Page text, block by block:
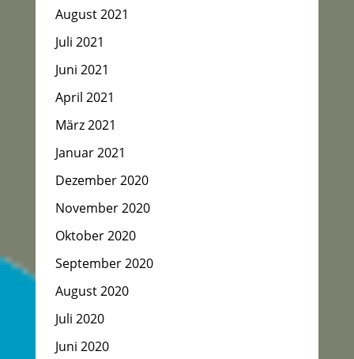
August 2021
Juli 2021
Juni 2021
April 2021
März 2021
Januar 2021
Dezember 2020
November 2020
Oktober 2020
September 2020
August 2020
Juli 2020
Juni 2020